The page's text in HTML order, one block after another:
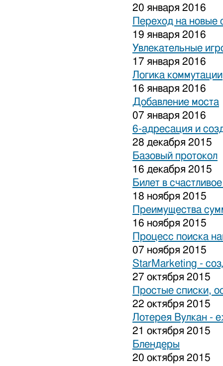
20 января 2016
Переход на новые
19 января 2016
Увлекательные
17 января 2016
Логика коммутации
16 января 2016
Добавление моста
07 января 2016
6-адресация и
28 декабря 2015
Базовый протокол
16 декабря 2015
Билет в
18 ноября 2015
Преимущества
16 ноября 2015
Процесс поиска
07 ноября 2015
StarMarketing -
27 октября 2015
Простые списки,
22 октября 2015
Лотерея Вулкан -
21 октября 2015
Блендеры
20 октября 2015